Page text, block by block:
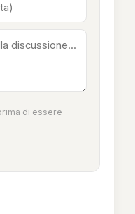
di essere